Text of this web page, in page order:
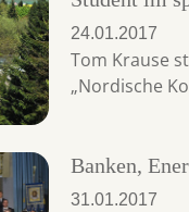
24.01.2017
Tom Krause
„Nordische
Banken,
31.01.2017